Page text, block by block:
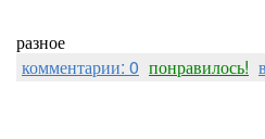
разное
комментарии: 0 понравилось!